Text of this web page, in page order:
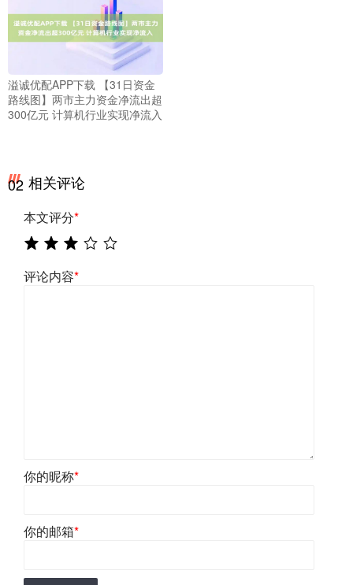
溢诚优配APP下载 【31日资金
路线图】两市主力资金净流出超
300亿元 计算机行业实现净流入
02 相关评论
本文评分*
评论内容*
你的昵称*
你的邮箱*